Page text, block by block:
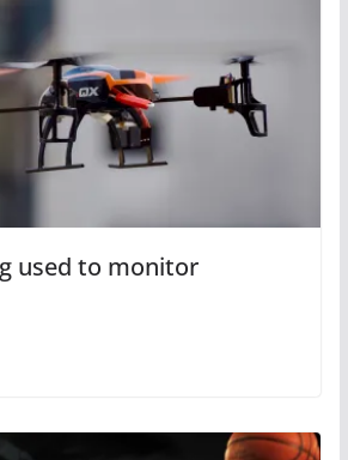
used to monitor